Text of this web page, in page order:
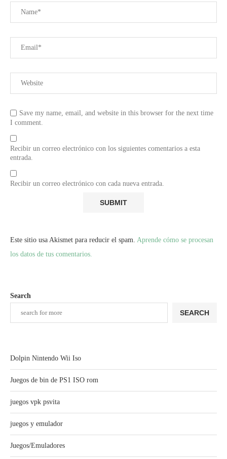
Save my name, email, and website in this browser for the next time
I comment.
Recibir un correo electrónico con los siguientes comentarios a esta
entrada.
Recibir un correo electrónico con cada nueva entrada.
Este sitio usa Akismet para reducir el spam. Aprende cómo se procesan
los datos de tus comentarios.
Search
SEARCH
Dolpin Nintendo Wii Iso
Juegos de bin de PS1 ISO rom
juegos vpk psvita
juegos y emulador
Juegos/Emuladores